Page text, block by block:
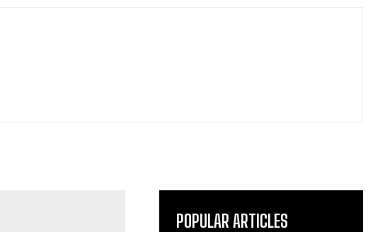
POPULAR ARTICLES